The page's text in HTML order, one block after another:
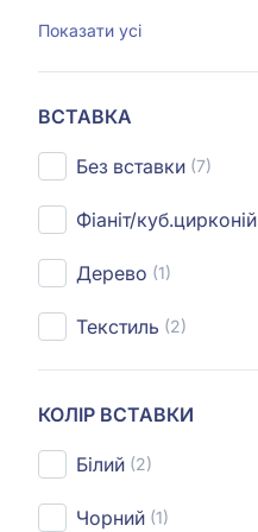
Показати усі
ВСТАВКА
Без вставки (7)
Фіаніт/куб.цирконій
Дерево (1)
Текстиль (2)
КОЛІР ВСТАВКИ
Білий (2)
Чорний (1)